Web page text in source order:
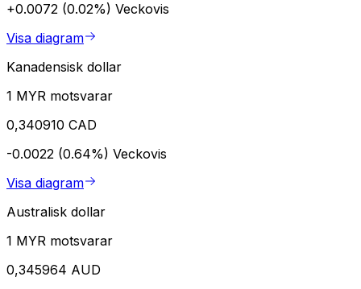
+0.0072 (0.02%) Veckovis
Visa diagram
Kanadensisk dollar
1 MYR motsvarar
0,340910 CAD
-0.0022 (0.64%) Veckovis
Visa diagram
Australisk dollar
1 MYR motsvarar
0,345964 AUD